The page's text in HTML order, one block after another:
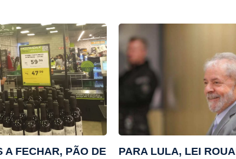
A FECHAR, PÃO DE PARA LULA, LEI